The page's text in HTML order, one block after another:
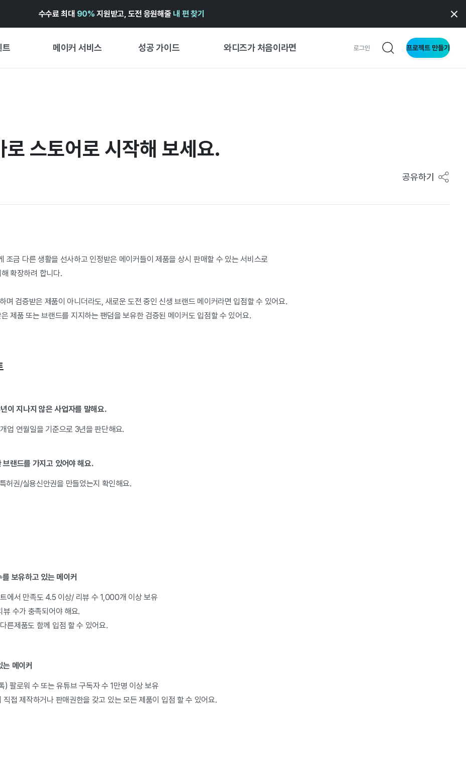
수수료 최대 90% 지원받고, 도전 응원해줄 내 편 찾기
트 메이커 서비스 성공 가이드 와디즈가 처음이라면 로그인 프로젝트 만들기
와디즈 어워즈 ↗︎
성공 스토리
비즈니스형
스토어로 시작해 보세요.
공유하기
조금 다른 생활을 선사하고 인정받은 메이커들이 제품을 상시 판매할 수 있는 서비스로
확장하려 합니다.
며 검증받은 제품이 아니더라도, 새로운 도전 중인 신생 브랜드 메이커라면 입점할 수 있어요.
제품 또는 브랜드를 지지하는 팬덤을 보유한 검증된 메이커도 입점할 수 있어요.
이 지나지 않은 사업자를 말해요.
업 연월일을 기준으로 3년을 판단해요.
랜드를 가지고 있어야 해요.
권/실용신안권을 만들었는지 확인해요.
보유하고 있는 메이커
에서 만족도 4.5 이상/ 리뷰 수 1,000개 이상 보유
수가 충족되어야 해요.
른제품도 함께 입점 할 수 있어요.
메이커
팔로워 수 또는 유튜브 구독자 수 1만명 이상 보유
접 제작하거나 판매권한을 갖고 있는 모든 제품이 입점 할 수 있어요.